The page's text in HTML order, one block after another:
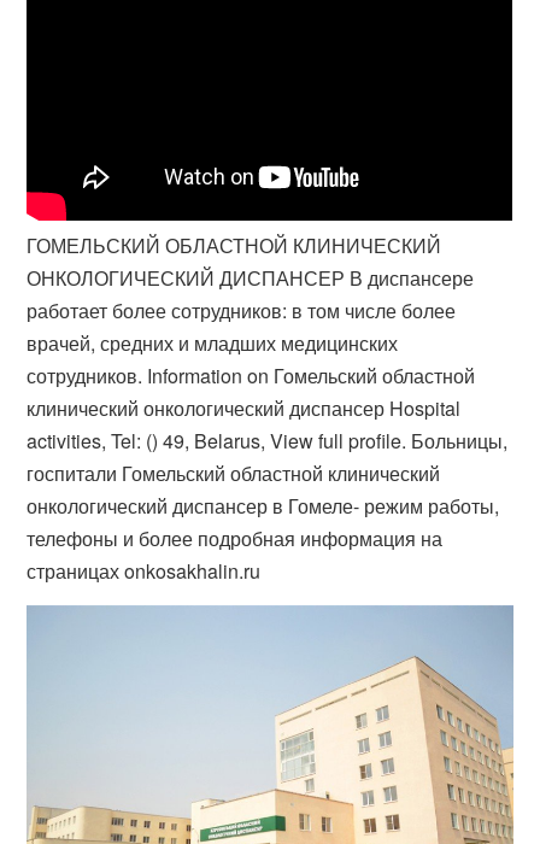
ГОМЕЛЬСКИЙ ОБЛАСТНОЙ КЛИНИЧЕСКИЙ
ОНКОЛОГИЧЕСКИЙ ДИСПАНСЕР В диспансере
работает более сотрудников: в том числе более
врачей, средних и младших медицинских
сотрудников. Information on Гомельский областной
клинический онкологический диспансер Hospital
activities, Tel: () 49, Belarus, View full profile. Больницы,
госпитали Гомельский областной клинический
онкологический диспансер в Гомеле- режим работы,
телефоны и более подробная информация на
страницах onkosakhalin.ru